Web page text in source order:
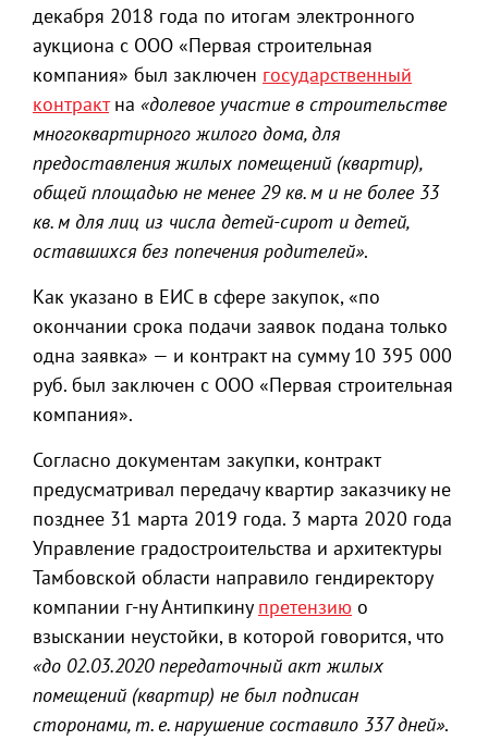
декабря 2018 года по итогам электронного
аукциона с ООО «Первая строительная
компания» был заключен государственный
контрактна «долевое участие в строительстве
многоквартирного жилого дома, для
предоставления жилых помещений (квартир),
общей площадью не менее 29 кв. м и не более 33
кв. м для лиц из числа детей-сирот и детей,
оставшихся без попечения родителей».
Как указано в ЕИС в сфере закупок, «по
окончании срока подачи заявок подана только
одна заявка» — и контракт на сумму 10 395 000
руб. был заключен с ООО «Первая строительная
компания».
Согласно документам закупки, контракт
предусматривал передачу квартир заказчику не
позднее 31 марта 2019 года. 3 марта 2020 года
Управление градостроительства и архитектуры
Тамбовской области направило гендиректору
компании г-ну Антипкину претензию о
взыскании неустойки, в которой говорится, что
«до 02.03.2020 передаточный акт жилых
помещений (квартир) не был подписан
сторонами, т. е. нарушение составило 337 дней».